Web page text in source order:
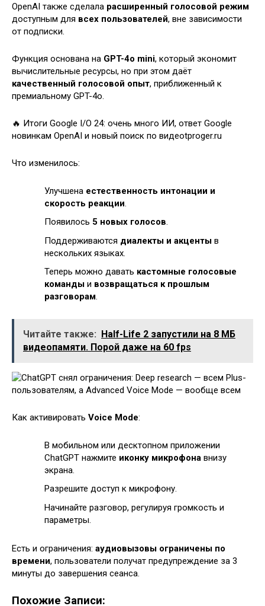
OpenAI также сделала расширенный голосовой режим
доступным для всех пользователей, вне зависимости
от подписки.
Функция основана на GPT-4o mini, который экономит
вычислительные ресурсы, но при этом даёт
качественный голосовой опыт, приближенный к
премиальному GPT-4o.
🔥 Итоги Google I/O 24: очень много ИИ, ответ Google
новинкам OpenAI и новый поиск по видеоtproger.ru
Что изменилось:
Улучшена естественность интонации и
скорость реакции
Появилось 5 новых голосов.
Поддерживаются диалекты и акценты в
нескольких языках.
Теперь можно давать кастомные голосовые
команды и возвращаться к прошлым
разговорам.
Читайте также: Half-Life 2 запустили на 8 МБ
видеопамяти. Порой даже на 60 fps
Как активировать Voice Mode:
В мобильном или десктопном приложении
ChatGPT нажмите иконку микрофона внизу
экрана.
Разрешите доступ к микрофону.
Начинайте разговор, регулируя громкость и
параметры.
Есть и ограничения: аудиовызовы ограничены по
времени, пользователи получат предупреждение за 3
минуты до завершения сеанса.
Похожие Записи: